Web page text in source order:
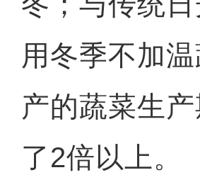
用冬季不加
产的蔬菜生
了2倍以上。